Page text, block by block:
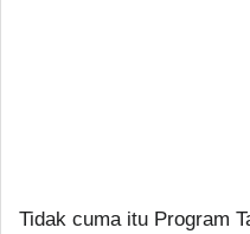
Tidak cuma itu Program